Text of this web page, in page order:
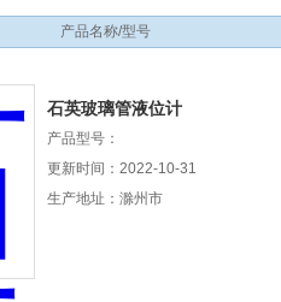
产品名称/型号
石英玻璃管液位计
产品型号：
更新时间：2022-10-31
生产地址：滁州市